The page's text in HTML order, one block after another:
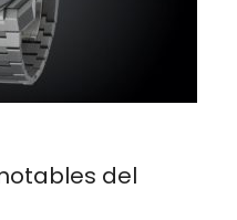
del